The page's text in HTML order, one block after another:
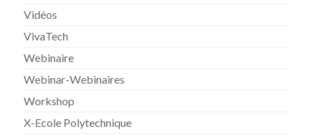
Vidéos
VivaTech
Webinaire
Webinar-Webinaires
Workshop
X-Ecole Polytechnique